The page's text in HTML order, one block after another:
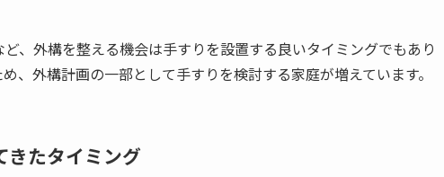
、外構を整える機会は手すりを設置する良いタイミングでもあり
、外構計画の一部として手すりを検討する家庭が増えています。
たタイミング